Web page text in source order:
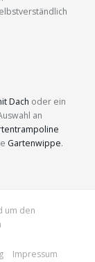
Dach oder ein
an
Gartenwippe.
um den
Impressum